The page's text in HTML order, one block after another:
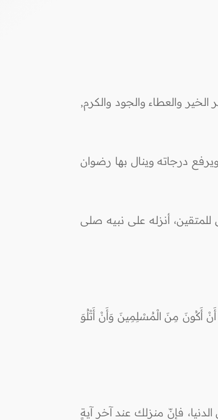
وَبَيِّنَاتٍ مِنَ الْهُدَى وَالْفُرْقَانِ)البقرة/185. شهر رمضان شهر الخير والعطاء والجود والكرم,
درجاته وينال بها رضوان
للمتقين، أنزله على نبيه صلى
أَكُونَ مِنَ الْمُسْلِمِينَ وَأَنْ أَتْلُوَ
فإنّ منزلك عند آخر آيةٍ